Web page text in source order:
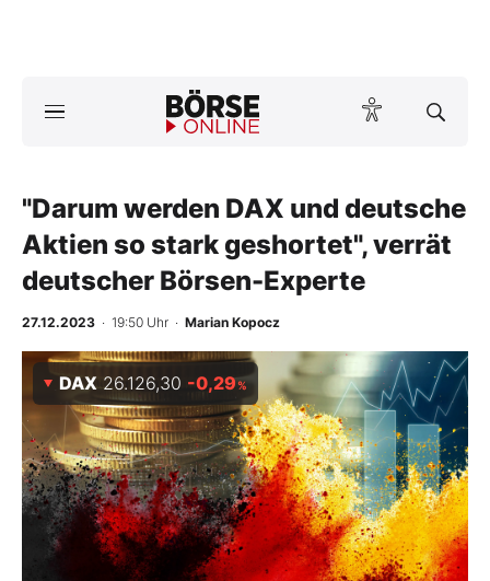
ktuelle Ausgabe BÖRSE ONLINE lesen
News
Anlageprodukte
Finanz-Check
Abo & Shop
BO-Musterdepots
Experten
Mein B:O
"Darum werden DAX und deutsche
Aktien so stark geshortet", verrät
deutscher Börsen-Experte
27.12.2023 · 19:50 Uhr · Marian Kopocz
DAX 26.126,30 -0,29%